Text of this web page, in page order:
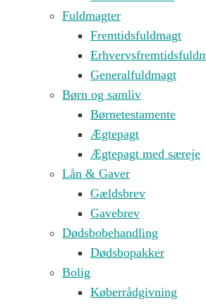
Fuldmagter
Fremtidsfuldmagt
Generalfuldmagt
Børn og samliv
Børnetestamente
Ægtepagt
Ægtepagt med særeje
Lån & Gaver
Gældsbrev
Gavebrev
Dødsbobehandling
Dødsbopakker
Bolig
Køberrådgivning